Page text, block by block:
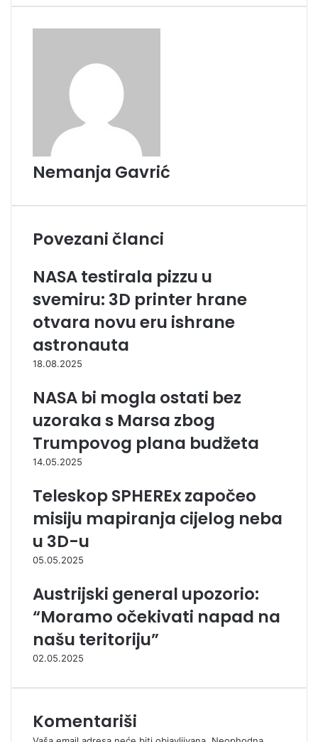
i
Nemanja Gavrić
Povezani članci
NASA testirala pizzu u
svemiru: 3D printer hrane
otvara novu eru ishrane
astronauta
18.08.2025
NASA bi mogla ostati bez
uzoraka s Marsa zbog
Trumpovog plana budžeta
14.05.2025
Teleskop SPHEREx započeo
misiju mapiranja cijelog neba
u 3D-u
05.05.2025
Austrijski general upozorio:
“Moramo očekivati napad na
našu teritoriju”
02.05.2025
Komentariši